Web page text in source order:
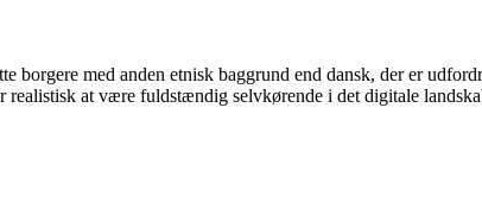
med anden etnisk baggrund end dansk, der er
at være fuldstændig selvkørende i det digitale